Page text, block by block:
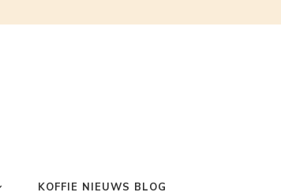
KOFFIE NIEUWS BLOG